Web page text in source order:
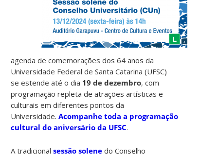
agenda de comemorações dos 64 anos da
Universidade Federal de Santa Catarina (UFSC)
se estende até o dia 19 de dezembro, com
programação repleta de atrações artísticas e
culturais em diferentes pontos da
Universidade.Acompanhe toda a programação
cultural do aniversário da UFSC.
A tradicionalsessão solene do Conselho